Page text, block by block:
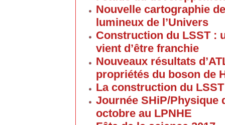
Nouvelle cartographie
lumineux de l’Univers
Construction du LSST :
vient d’être franchie
Nouveaux résultats
propriétés du boson de
La construction du
Journée SHiP/Physique
octobre au LPNHE